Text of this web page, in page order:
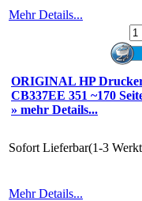
Mehr Details...
ORIGINAL HP
CB337EE 351 ~170
» mehr Details...
Sofort Lieferbar(1-3
Mehr Details...